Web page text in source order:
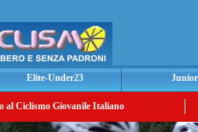
Elite-Under23
al Ciclismo Giovanile Italiano